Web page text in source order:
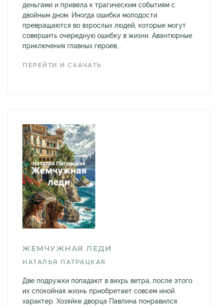
деньгами и привела к трагическим событиям с
двойным дном. Иногда ошибки молодости
превращаются во взрослых людей, которые могут
совершить очередную ошибку в жизни. Авантюрные
приключения главных героев...
ПЕРЕЙТИ И СКАЧАТЬ
ЖЕМЧУЖНАЯ ЛЕДИ
НАТАЛЬЯ ПАТРАЦКАЯ
Две подружки попадают в вихрь ветра, после этого
их спокойная жизнь приобретает совсем иной
характер. Хозяйке дворца Павлина понравился